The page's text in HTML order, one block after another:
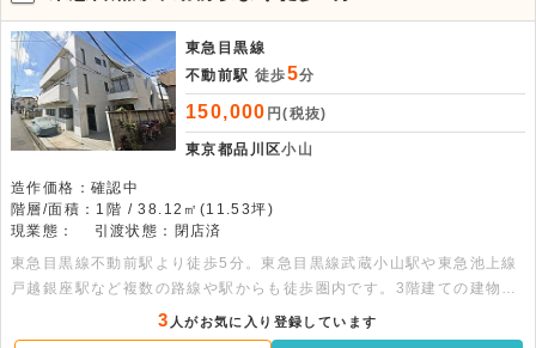
東急目黒線
不動前駅 徒歩5分
150,000 円(税抜)
東京都品川区小山
造作価格：確認中
階層/面積：1階 / 38.12㎡(11.53坪)
現業態：
引渡状態：閉店済
東急目黒線不動前駅より徒歩5分。東急目黒線武蔵小山駅や東急池上線
戸越銀座駅など複数の路線や駅からも徒歩圏内です。3階建ての建物の
1階部分、11.53坪の物件です。事務所・倉庫・作業場などにおすすめ
です。
3 人がお気に入り登録しています